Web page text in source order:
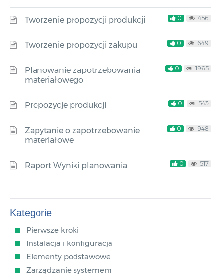
Tworzenie propozycji produkcji 0 456
Tworzenie propozycji zakupu 0 649
Planowanie zapotrzebowania
materiałowego
0 1965
Propozycje produkcji 0 543
Zapytanie o zapotrzebowanie
materiałowe
0 948
Raport Wyniki planowania 0 517
Kategorie
Pierwsze kroki
Instalacja i konfiguracja
Elementy podstawowe
Zarządzanie systemem